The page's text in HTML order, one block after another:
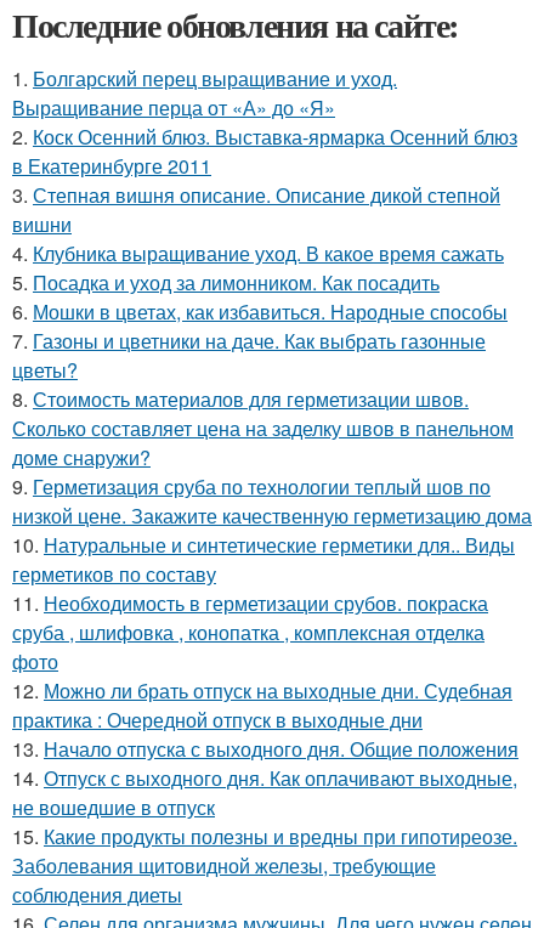
Последние обновления на сайте:
1. Болгарский перец выращивание и уход.
Выращивание перца от «А» до «Я»
2. Коск Осенний блюз. Выставка-ярмарка Осенний блюз
в Екатеринбурге 2011
3. Степная вишня описание. Описание дикой степной
вишни
4. Клубника выращивание уход. В какое время сажать
5. Посадка и уход за лимонником. Как посадить
6. Мошки в цветах, как избавиться. Народные способы
7. Газоны и цветники на даче. Как выбрать газонные
цветы?
8. Стоимость материалов для герметизации швов.
Сколько составляет цена на заделку швов в панельном
доме снаружи?
9. Герметизация сруба по технологии теплый шов по
низкой цене. Закажите качественную герметизацию дома
10. Натуральные и синтетические герметики для.. Виды
герметиков по составу
11. Необходимость в герметизации срубов. покраска
сруба , шлифовка , конопатка , комплексная отделка
фото
12. Можно ли брать отпуск на выходные дни. Судебная
практика : Очередной отпуск в выходные дни
13. Начало отпуска с выходного дня. Общие положения
14. Отпуск с выходного дня. Как оплачивают выходные,
не вошедшие в отпуск
15. Какие продукты полезны и вредны при гипотиреозе.
Заболевания щитовидной железы, требующие
соблюдения диеты